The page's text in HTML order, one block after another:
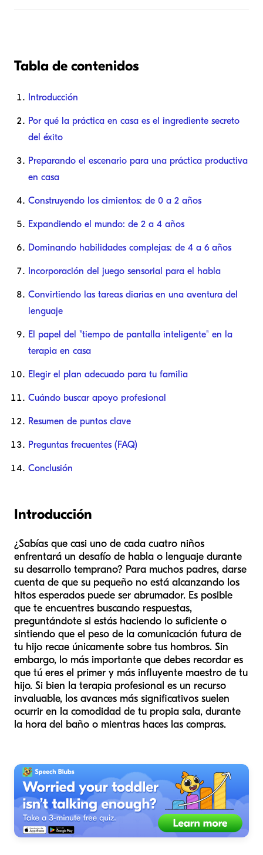
Tabla de contenidos
Introducción
Por qué la práctica en casa es el ingrediente secreto
del éxito
Preparando el escenario para una práctica productiva
en casa
Construyendo los cimientos: de 0 a 2 años
Expandiendo el mundo: de 2 a 4 años
Dominando habilidades complejas: de 4 a 6 años
Incorporación del juego sensorial para el habla
Convirtiendo las tareas diarias en una aventura del
lenguaje
El papel del "tiempo de pantalla inteligente" en la
terapia en casa
Elegir el plan adecuado para tu familia
Cuándo buscar apoyo profesional
Resumen de puntos clave
Preguntas frecuentes (FAQ)
Conclusión
Introducción
¿Sabías que casi uno de cada cuatro niños
enfrentará un desafío de habla o lenguaje durante
su desarrollo temprano? Para muchos padres, darse
cuenta de que su pequeño no está alcanzando los
hitos esperados puede ser abrumador. Es posible
que te encuentres buscando respuestas,
preguntándote si estás haciendo lo suficiente o
sintiendo que el peso de la comunicación futura de
tu hijo recae únicamente sobre tus hombros. Sin
embargo, lo más importante que debes recordar es
que tú eres el primer y más influyente maestro de tu
hijo. Si bien la terapia profesional es un recurso
invaluable, los avances más significativos suelen
ocurrir en la comodidad de tu propia sala, durante
la hora del baño o mientras haces las compras.